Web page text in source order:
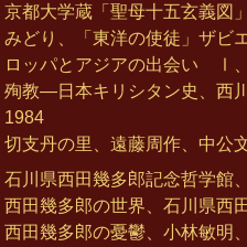
京都大学蔵「聖母十五玄義図
みどり、「東洋の使徒」ザ
ロッパとアジアの出会い Ⅰ
殉教―日本キリシタン史、西
1984
切支丹の里、遠藤周作、中公
石川県西田幾多郎記念哲学館
西田幾多郎の世界、石川県西
西田幾多郎の憂鬱、小林敏明